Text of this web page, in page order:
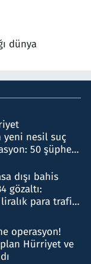
dünya
yeni nesil suç
50 şüpheli
dışı bahis
gözaltı:
para trafiği
operasyon!
Hürriyet ve